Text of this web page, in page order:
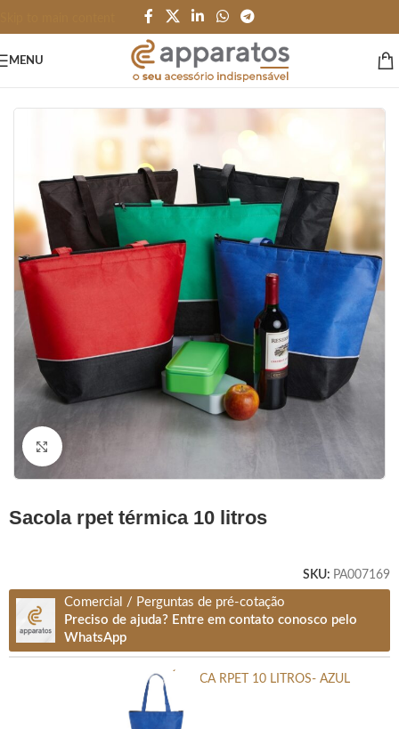
MENU
LINHA SUSTENTAVEL/Bolsa e Sacola Pet
Clique para ampliar
sacola rpet térmica 10 litros
SKU: PA007169
Comercial / Perguntas de pré-cotação
Preciso de ajuda? Entre em contato conosco pelo
WhatsApp
SACOLA TÉRMICA RPET 10 LITROS- AZUL
+